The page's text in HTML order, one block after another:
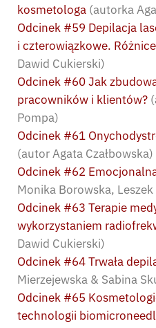
kosmetologa (autorka
Odcinek #59 Depilacja
i czterowiązkowe.
Dawid Cukierski)
Odcinek #60 Jak
pracowników i klientów?
Pompa)
Odcinek #61
(autor Agata Czałbowska)
Odcinek #62
Monika Borowska,
Odcinek #63 Terapie
wykorzystaniem
Dawid Cukierski)
Odcinek #64 Trwała
Mierzejewska & Sabina
Odcinek #65
technologii